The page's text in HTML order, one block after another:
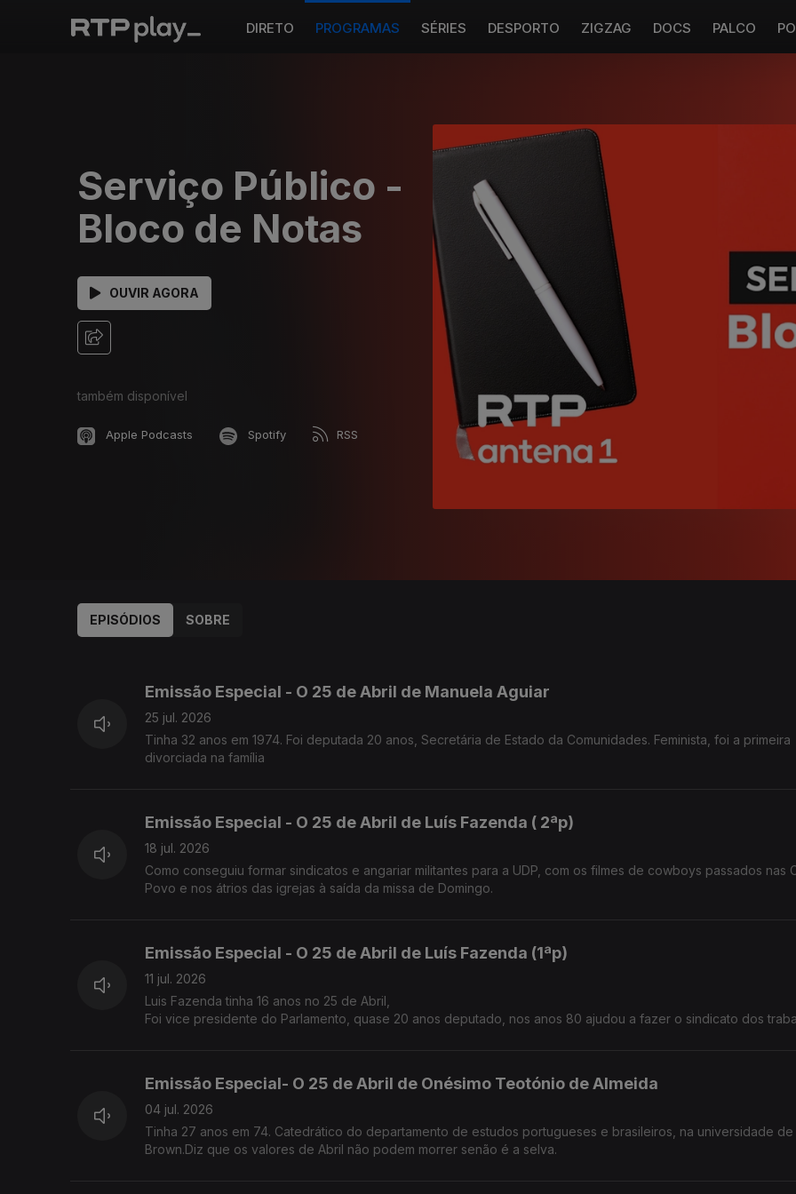
DIRETO PROGRAMAS SÉRIES DESPORTO ZIGZAG DOCS PALCO
Serviço Público -
Bloco de Notas
OUVIR AGORA
também disponível
Apple Podcasts Spotify RSS
EPISÓDIOS SOBRE
Emissão Especial - O 25 de Abril de Manuela Aguiar
25 jul. 2026
Tinha 32 anos em 1974. Foi deputada 20 anos, Secretária de Estado da Comunidades. Feminista, foi a primeira
divorciada na família
Emissão Especial - O 25 de Abril de Luís Fazenda ( 2ªp)
18 jul. 2026
Como conseguiu formar sindicatos e angariar militantes para a UDP, com os filmes de cowboys passados nas
Povo e nos átrios das igrejas à saída da missa de Domingo.
Emissão Especial - O 25 de Abril de Luís Fazenda (1ªp)
11 jul. 2026
Luis Fazenda tinha 16 anos no 25 de Abril,
Foi vice presidente do Parlamento, quase 20 anos deputado, nos anos 80 ajudou a fazer o sindicato dos
Emissão Especial- O 25 de Abril de Onésimo Teotónio de Almeida
04 jul. 2026
Tinha 27 anos em 74. Catedrático do departamento de estudos portugueses e brasileiros, na universidade de
Brown.Diz que os valores de Abril não podem morrer senão é a selva.